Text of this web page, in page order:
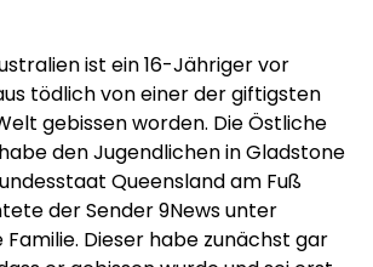
ist ein 16-Jähriger vor
tödlich von einer der giftigsten
gebissen worden. Die Östliche
den Jugendlichen in Gladstone
Queensland am Fuß
der Sender 9News unter
Familie. Dieser habe zunächst gar